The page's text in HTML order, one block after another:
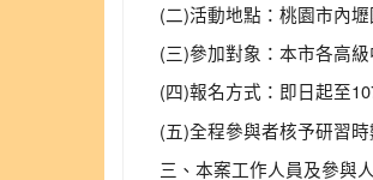
(二)活動地點：桃園市內壢
(三)參加對象：本市各高
(四)報名方式：即日起至
(五)全程參與者核予研習時
三、本案工作人員及參與